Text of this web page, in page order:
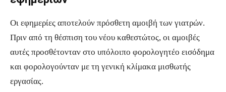
Οι εφημερίες αποτελούν πρόσθετη αμοιβή των γιατρών.
Πριν από τη θέσπιση του νέου καθεστώτος, οι αμοιβές
αυτές προσθέτονταν στο υπόλοιπο φορολογητέο εισόδημα
και φορολογούνταν με τη γενική κλίμακα μισθωτής
εργασίας.